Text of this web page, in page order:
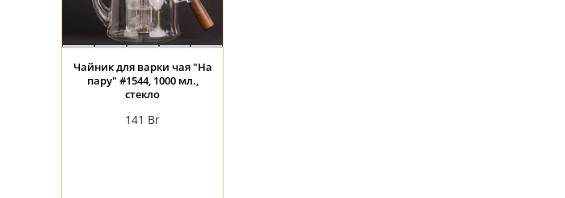
Чайник для варки чая "На
пару" #1544, 1000 мл.,
стекло
141 Br